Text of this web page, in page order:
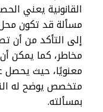
القانونية يعني
مسألة قد تكون
إلى التأكد من أن
مخاطر، كما يمكن
معنويًا، حيث يحصل
متخصص يوضح له
بمسألته.